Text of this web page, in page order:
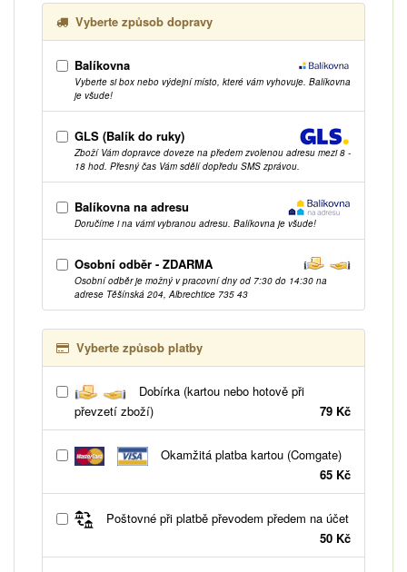
Vyberte způsob dopravy
Balíkovna
Vyberte si box nebo výdejní místo, které vám vyhovuje. Balíkovna
je všude!
GLS (Balík do ruky)
Zboží Vám dopravce doveze na předem zvolenou adresu mezi 8 -
18 hod. Přesný čas Vám sdělí dopředu SMS zprávou.
Balíkovna na adresu
Doručíme i na vámi vybranou adresu. Balíkovna je všude!
Osobní odběr - ZDARMA
Osobní odběr je možný v pracovní dny od 7:30 do 14:30 na
adrese Těšínská 204, Albrechtice 735 43
Vyberte způsob platby
Dobírka (kartou nebo hotově při
převzetí zboží)
79 Kč
Okamžitá platba kartou (Comgate)
65 Kč
Poštovné při platbě převodem předem na účet
50 Kč